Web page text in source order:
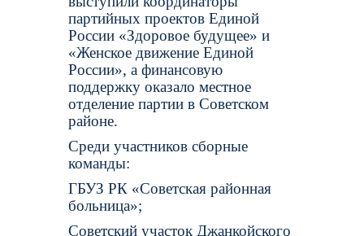
партийных проектов Единой
России «Здоровое будущее» и
«Женское движение Единой
России», а финансовую
поддержку оказало местное
отделение партии в Советском
районе.
Среди участников сборные
команды:
ГБУЗ РК «Советская районная
больница»;
Советский участок Джанкойского